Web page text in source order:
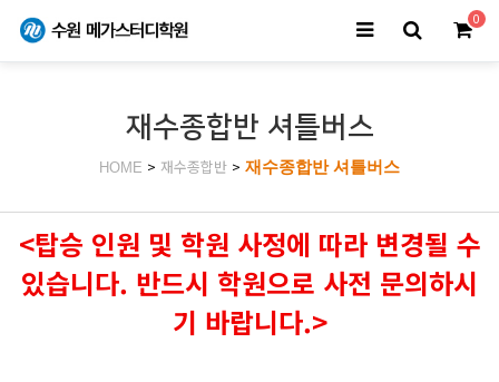
0
재수종합반 셔틀버스
HOME > 재수종합반 > 재수종합반 셔틀버스
<탑승 인원 및 학원 사정에 따라 변경될 수
있습니다. 반드시 학원으로 사전 문의하시
기 바랍니다.>